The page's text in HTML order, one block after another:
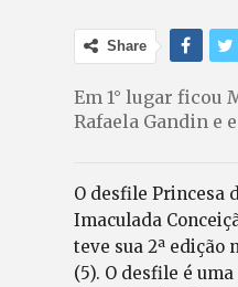
Share
Em 1° lugar ficou
Rafaela Gandin e
O desfile Princesa
Imaculada
teve sua 2ª edição
(5). O desfile é